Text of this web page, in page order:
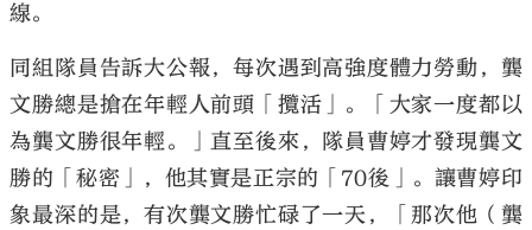
線。
同組隊員告訴大公報，每次遇到高強度體力勞動，龔
文勝總是搶在年輕人前頭「攬活」。「大家一度都以
為龔文勝很年輕。」直至後來，隊員曹婷才發現龔文
勝的「秘密」，他其實是正宗的「70後」。讓曹婷印
象最深的是，有次龔文勝忙碌了一天，「那次他（龔